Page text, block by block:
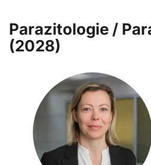
Parazitologie /
(2028)